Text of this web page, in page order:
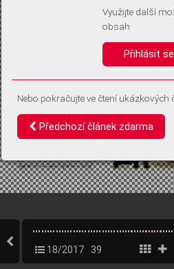
Vaše souhlasy a odmítnutí si ukládáme
vás už příště znovu neptali. Můžete je
18/2017 39
Využijte další
obsah
Přihlásit se
Nebo pokračujte ve čtení
Předchozí článek zdarma